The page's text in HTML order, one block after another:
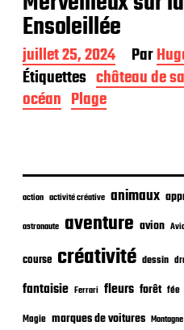
Ensoleillée
D
a
t
e
u
b
l
c
t
i
o
n
juillet 25, 2024 Par
Étiquettes château de
océan Plage
action activité créative animaux
astronaute aventure avion
course créativité dessin
fantaisie Ferrari fleurs forêt fée
Magie marques de voitures Montagne